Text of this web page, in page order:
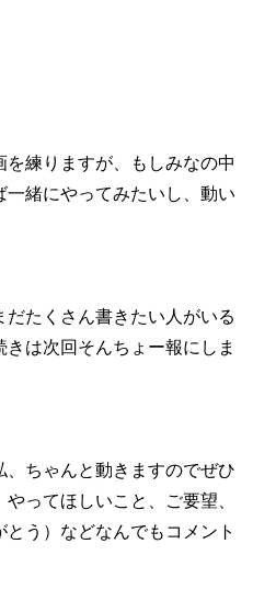
練りますが、もしみなの中
緒にやってみたいし、動い
たくさん書きたい人がいる
は次回そんちょー報にしま
ちゃんと動きますのでぜひ
ってほしいこと、ご要望、
う）などなんでもコメント